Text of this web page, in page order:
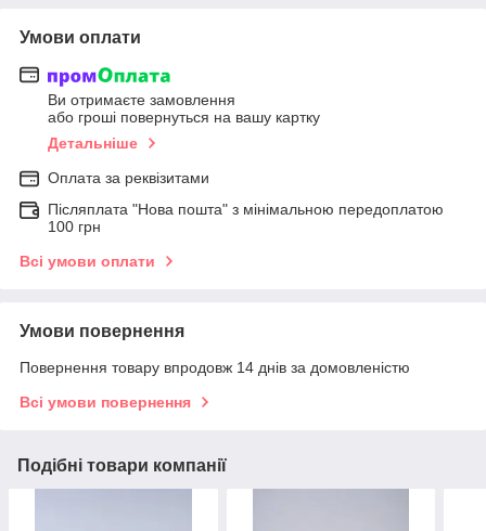
Умови оплати
Ви отримаєте замовлення
або гроші повернуться на вашу картку
Детальніше
Оплата за реквізитами
Післяплата "Нова пошта" з мінімальною передоплатою
100 грн
Всі умови оплати
Умови повернення
Повернення товару впродовж 14 днів за домовленістю
Всі умови повернення
Подібні товари компанії